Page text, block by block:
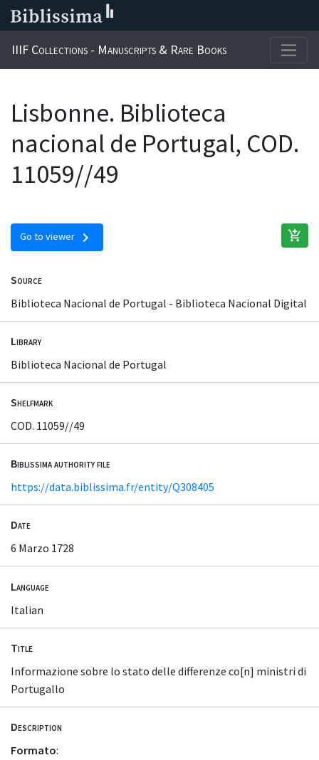
IIIF Collections - Manuscripts & Rare Books
Lisbonne. Biblioteca
nacional de Portugal, COD.
11059//49
Go to viewer chevron_right add_shopping_cart
Source
Biblioteca Nacional de Portugal - Biblioteca Nacional Digital
Library
Biblioteca Nacional de Portugal
Shelfmark
COD. 11059//49
Biblissima authority file
https://data.biblissima.fr/entity/Q308405
Date
6 Marzo 1728
Language
Italian
Title
Informazione sobre lo stato delle differenze co[n] ministri di
Portugallo
Description
Formato: